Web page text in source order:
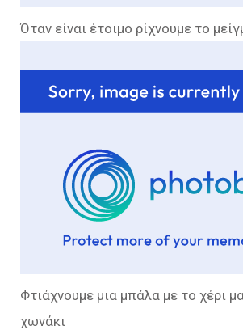
Όταν είναι έτοιμο ρίχνουμε το
Φτιάχνουμε μια μπάλα με το χέρι
χωνάκι